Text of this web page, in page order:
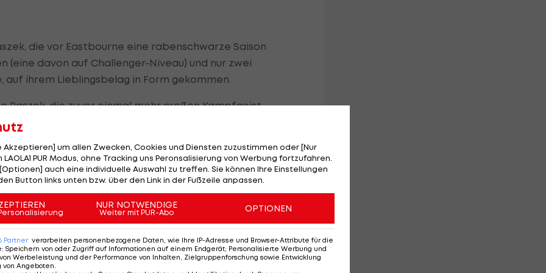
die vor Eastbourne eine rabenschwarze Saison
davon auf Challenger-Niveau) und nur zwei
ihrem Lieblingsbelag in Form gekommen.
die zuvor einmal mehr großen Kampfgeist
Faust. Dieser Sieg, es war im zweiten Duell mit Bartoli
überhaupt.
bewiesen, dass sie immer nochTennisauf
wenig ausmachen. Und immerhin hat sie
imWTA
Akzeptieren] um allen Zwecken, Cookies und Diensten zuzustimmen oder [Nur
PUR Modus, ohne Tracking uns Peronsalisierung von Werbung fortzufahren.
auch eine individuelle Auswahl zu treffen. Sie können Ihre Einstellungen
Button links unten bzw. über den Link in der Fußzeile anpassen.
NUR NOTWENDIGE
Weiter mit PUR-Abo OPTIONEN
Partner verarbeiten personenbezogene Daten, wie Ihre IP-Adresse und Browser-Attribute für die
: Speichern von oder Zugriff auf Informationen auf einem Endgerät; Personalisierte Werbung und
Werbeleistung und der Performance von Inhalten, Zielgruppenforschung sowie Entwicklung
von Angeboten